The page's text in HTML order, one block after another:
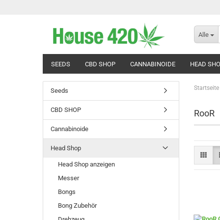
Alle
SEEDS CBD SHOP CANNABINOIDE HEAD
Startseite
RooR
Seeds
CBD SHOP
Cannabinoide
Head Shop
Head Shop anzeigen
Messer
Bongs
Bong Zubehör